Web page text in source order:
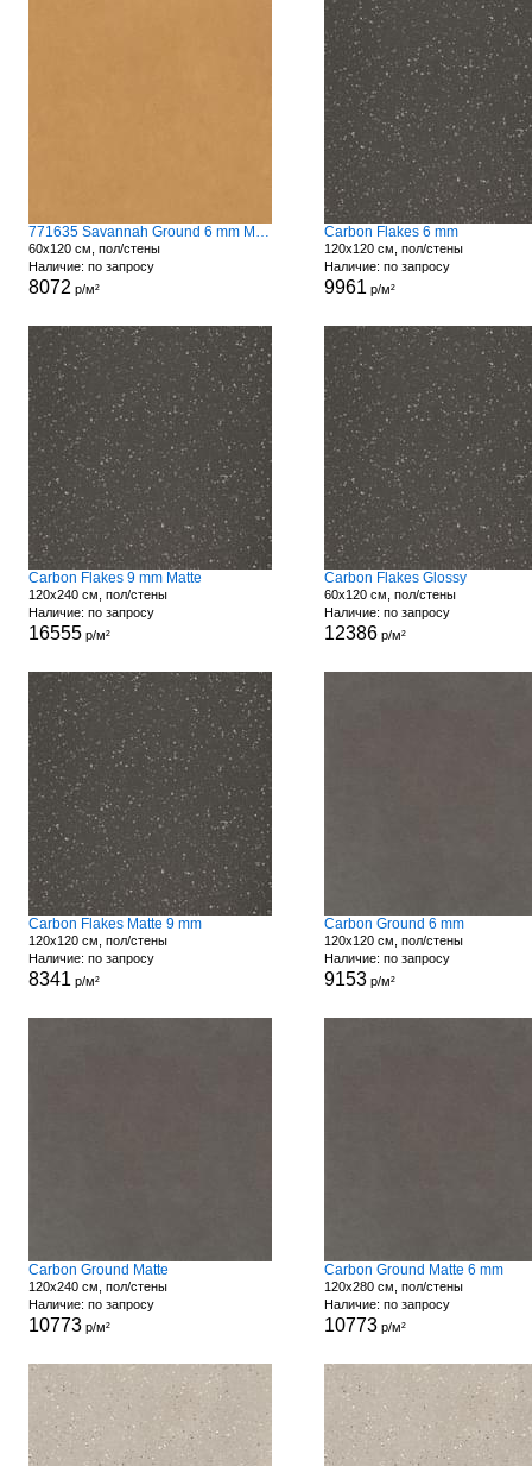
771635 Savannah Ground 6 mm Matte
60x120 см, пол/стены
Наличие: по запросу
8072 р/м²
Carbon Flakes 6 mm
120x120 см, пол/стены
Наличие: по запросу
9961 р/м²
Carbon Flakes 9 mm Matte
120x240 см, пол/стены
Наличие: по запросу
16555р/м²
Carbon Flakes Glossy
60x120 см, пол/стены
Наличие: по запросу
12386р/м²
Carbon Flakes Matte 9 mm
120x120 см, пол/стены
Наличие: по запросу
8341 р/м²
Carbon Ground 6 mm
120x120 см, пол/стены
Наличие: по запросу
9153р/м²
Carbon Ground Matte
120x240 см, пол/стены
Наличие: по запросу
10773р/м²
Carbon Ground Matte 6 mm
120x280 см, пол/стены
Наличие: по запросу
10773р/м²